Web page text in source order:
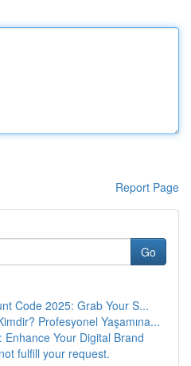
Report Page
Go
Code 2025: Grab Your S...
Profesyonel Yaşamına...
Enhance Your Digital Brand
fulfill your request.